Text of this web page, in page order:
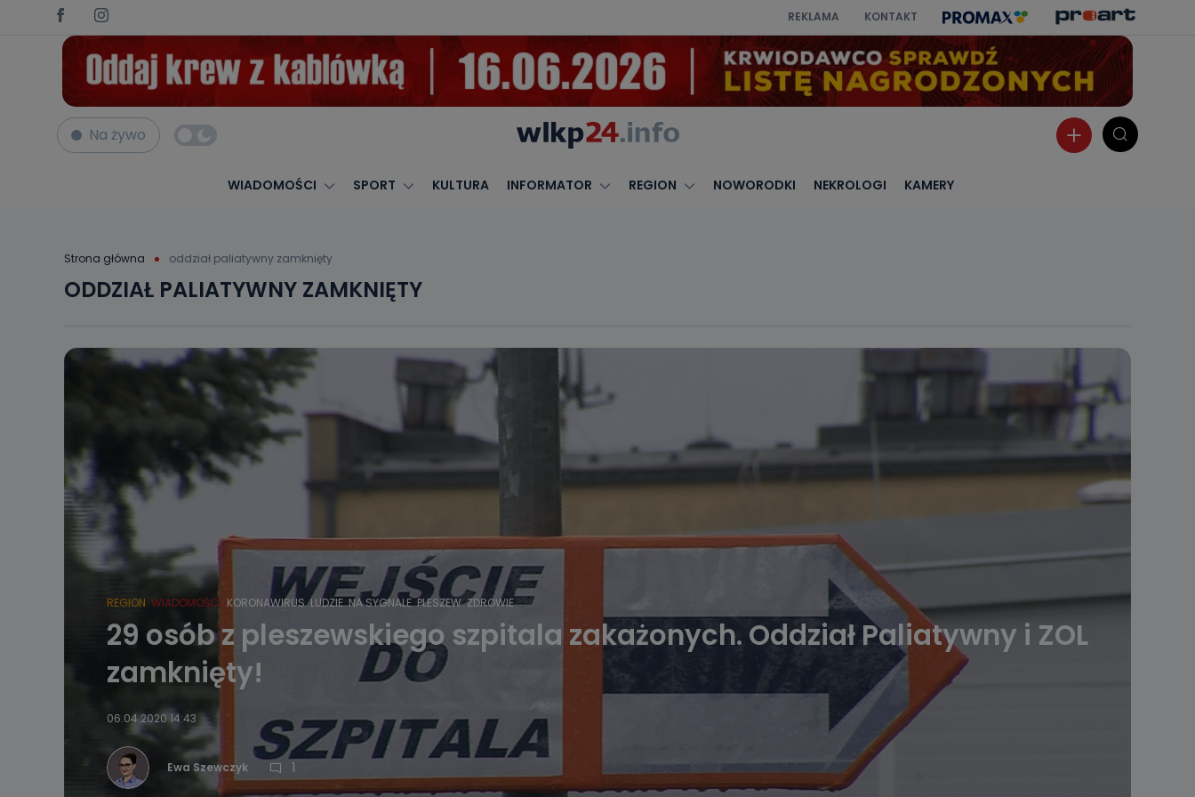
REKLAMA KONTAKT
Na żywo
WIADOMOŚCI SPORT KULTURA INFORMATOR REGION NOWORODKI NEKROLOGI KAMERY
Strona główna oddział paliatywny zamknięty
ODDZIAŁ PALIATYWNY ZAMKNIĘTY
REGION WIADOMOŚCI KORONAWIRUS LUDZIE NA SYGNALE PLESZEW ZDROWIE
29 osób z pleszewskiego szpitala zakażonych. Oddział Paliatywny i ZOL
zamknięty!
06.04.2020 14:43
Ewa Szewczyk 1